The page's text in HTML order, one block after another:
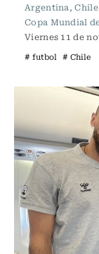
Argentina,
Copa Mundial
Viernes 11 de
# futbol # Chile